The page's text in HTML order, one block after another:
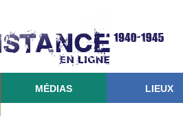
MÉDIAS LIEUX